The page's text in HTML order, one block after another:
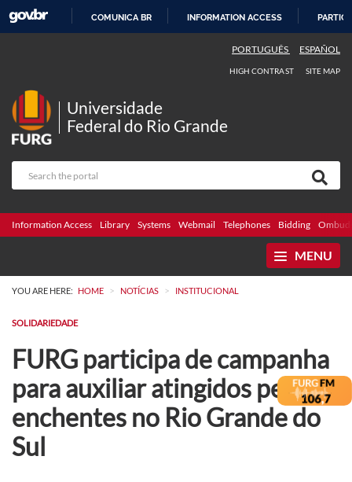
COMUNICA BR INFORMATION ACCESS
PORTUGUÊS ESPAÑOL
HIGH CONTRAST SITE MAP
Universidade
Federal do Rio Grande
Information Access Library Systems Webmail Telephones Bidding
MENU
YOU ARE HERE: HOME > NOTÍCIAS > INSTITUCIONAL
SOLIDARIEDADE
FURG participa de campanha
para auxiliar atingidos pelas
enchentes no Rio Grande do
Sul